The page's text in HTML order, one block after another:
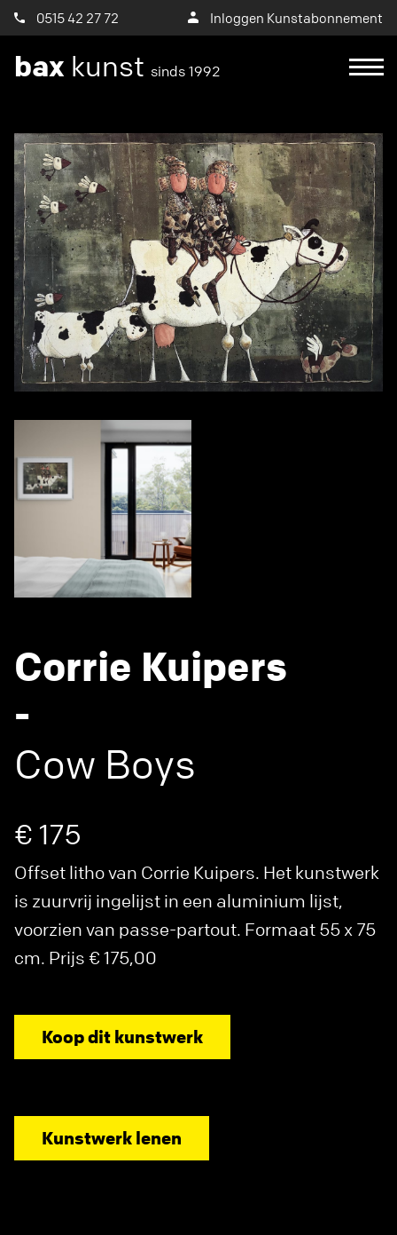
0515 42 27 72 Inloggen Kunstabonnement
bax kunst sinds 1992
Corrie Kuipers
-
Cow Boys
€ 175
Offset litho van Corrie Kuipers. Het kunstwerk
is zuurvrij ingelijst in een aluminium lijst,
voorzien van passe-partout. Formaat 55 x 75
cm. Prijs € 175,00
Koop dit kunstwerk
Kunstwerk lenen